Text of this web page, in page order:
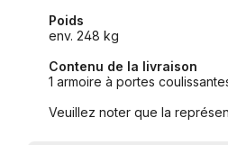
Poids
env. 248 kg
Contenu de la
1 armoire à portes
Veuillez noter que la